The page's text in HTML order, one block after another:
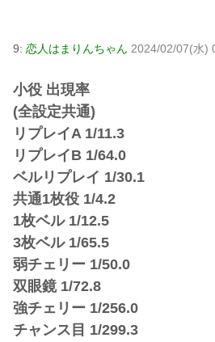
9: 恋人はまりんちゃん 2024/02/07(水)
小役 出現率
(全設定共通)
リプレイA 1/11.3
リプレイB 1/64.0
ベルリプレイ 1/30.1
共通1枚役 1/4.2
1枚ベル 1/12.5
3枚ベル 1/65.5
弱チェリー 1/50.0
双眼鏡 1/72.8
強チェリー 1/256.0
チャンス目 1/299.3